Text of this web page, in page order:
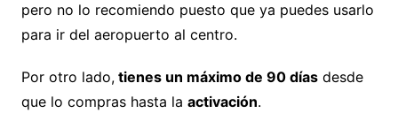
pero no lo recomiendo puesto que ya puedes usarlo
para ir del aeropuerto al centro.
Por otro lado,tienes un máximo de 90 díasdesde
que lo compras hasta la activación.